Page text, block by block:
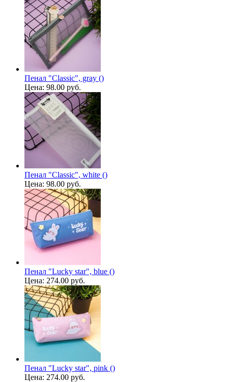
Пенал "Classic", gray ()
Цена: 98.00 руб.
Пенал "Classic", white ()
Цена: 98.00 руб.
Пенал "Lucky star", blue ()
Цена: 274.00 руб.
Пенал "Lucky star", pink ()
Цена: 274.00 руб.